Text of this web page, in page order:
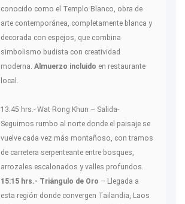
conocido como el Templo Blanco, obra de
arte contemporánea, completamente blanca y
decorada con espejos, que combina
simbolismo budista con creatividad
moderna. Almuerzo incluido en restaurante
local.
13:45 hrs.- Wat Rong Khun – Salida-
Seguimos rumbo al norte donde el paisaje se
vuelve cada vez más montañoso, con tramos
de carretera serpenteante entre bosques,
arrozales escalonados y valles profundos.
15:15 hrs.- Triángulo de Oro – Llegada a
esta región donde convergen Tailandia, Laos